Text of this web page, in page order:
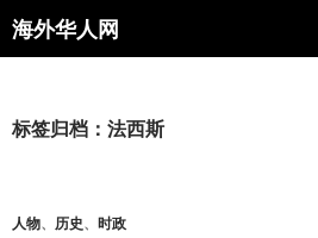
海外华人网
搜
索
文
标签归档：法西斯
人物、 历史、 时政